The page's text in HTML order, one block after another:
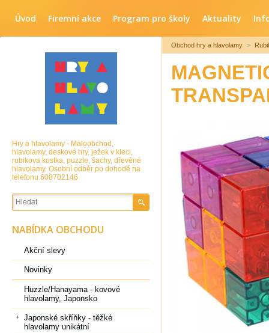
Úvod Firemní akce Program pro školy Aktuality
Obchod hry a hlavolamy >
Hry a hlavolamy - Maloobchod,
hlavolamy, deskové hry, ježek v kleci,
rubikova kostka, puzzle, šachy, dřevěné
hlavolamy. Osobní odběr po dohodě na
telefonu 608702146
NABÍDKA OBCHODU
Akční slevy
Novinky
Huzzle/Hanayama - kovové
hlavolamy, Japonsko
Japonské skříňky - těžké
hlavolamy unikátní